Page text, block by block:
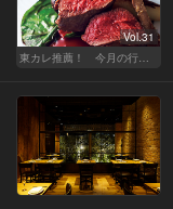
Vol.31